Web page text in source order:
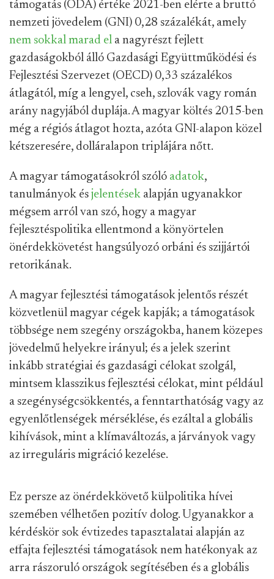
támogatás (ODA) értéke 2021-ben elérte a bruttó
nemzeti jövedelem (GNI) 0,28 százalékát, amely
nem sokkal marad el a nagyrészt fejlett
gazdaságokból álló Gazdasági Együttműködési és
Fejlesztési Szervezet (OECD) 0,33 százalékos
átlagától, míg a lengyel, cseh, szlovák vagy román
arány nagyjából duplája. A magyar költés 2015-ben
még a régiós átlagot hozta, azóta GNI-alapon közel
kétszeresére, dolláralapon triplájára nőtt.
A magyar támogatásokról szóló adatok,
tanulmányok és jelentések alapján ugyanakkor
mégsem arról van szó, hogy a magyar
fejlesztéspolitika ellentmond a könyörtelen
önérdekkövetést hangsúlyozó orbáni és szijjártói
retorikának.
A magyar fejlesztési támogatások jelentős részét
közvetlenül magyar cégek kapják; a támogatások
többsége nem szegény országokba, hanem közepes
jövedelmű helyekre irányul; és a jelek szerint
inkább stratégiai és gazdasági célokat szolgál,
mintsem klasszikus fejlesztési célokat, mint például
a szegénységcsökkentés, a fenntarthatóság vagy az
egyenlőtlenségek mérséklése, és ezáltal a globális
kihívások, mint a klímaváltozás, a járványok vagy
az irreguláris migráció kezelése.
Ez persze az önérdekkövető külpolitika hívei
szemében vélhetően pozitív dolog. Ugyanakkor a
kérdéskör sok évtizedes tapasztalatai alapján az
effajta fejlesztési támogatások nem hatékonyak az
arra rászoruló országok segítésében és a globális